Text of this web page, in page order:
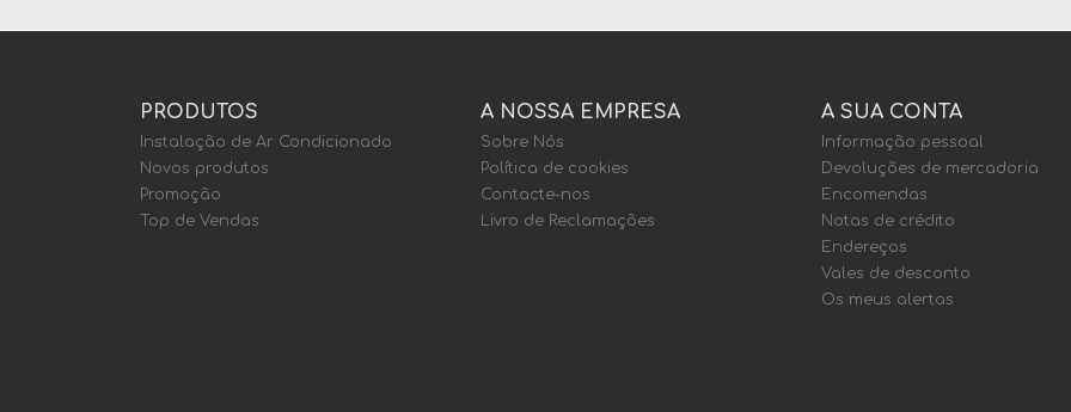
PRODUTOS
Instalação de Ar Condicionado
Novos produtos
Promoção
Top de Vendas
A NOSSA EMPRESA
Sobre Nós
Política de cookies
Contacte-nos
Livro de Reclamações
A SUA CONTA
Informação pessoal
Devoluções de mercadoria
Encomendas
Notas de crédito
Endereços
Vales de desconto
Os meus alertas